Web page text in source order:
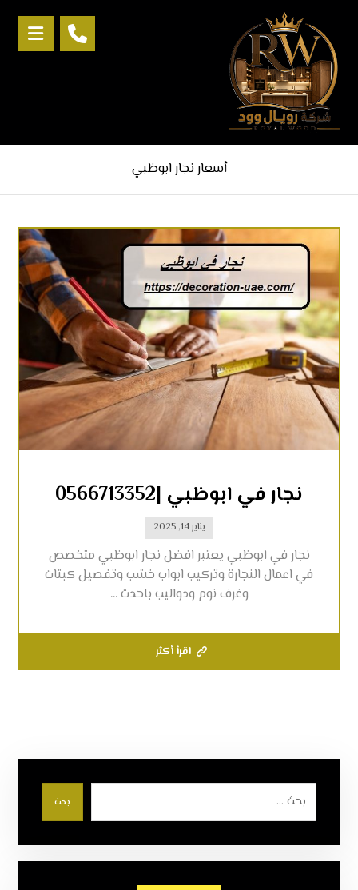
أسعار نجار ابوظبي
نجار في ابوظبي |0566713352
يناير 14, 2025
نجار في ابوظبي يعتبر افضل نجار ابوظبي متخصص
في اعمال النجارة وتركيب ابواب خشب وتفصيل كبتات
وغرف نوم ودواليب باحدث ...
اقرأ أكثر
بحث